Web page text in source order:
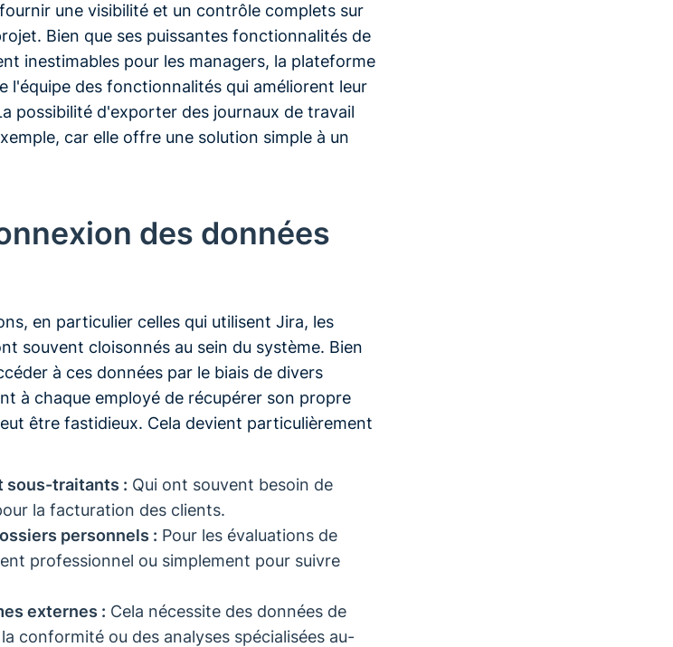
une visibilité et un contrôle complets sur
Bien que ses puissantes fonctionnalités de
inestimables pour les managers, la plateforme
l'équipe des fonctionnalités qui améliorent leur
possibilité d'exporter des journaux de travail
car elle offre une solution simple à un
des données
en particulier celles qui utilisent Jira, les
souvent cloisonnés au sein du système. Bien
à ces données par le biais de divers
à chaque employé de récupérer son propre
être fastidieux. Cela devient particulièrement
sous-traitants : Qui ont souvent besoin de
la facturation des clients.
personnels : Pour les évaluations de
professionnel ou simplement pour suivre
externes : Cela nécessite des données de
conformité ou des analyses spécialisées au-